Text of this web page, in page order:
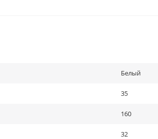
Белый
35
160
32